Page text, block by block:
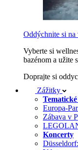
Oddýchnite si na
Vyberte si
bazénom a užite
Doprajte si
Zážitky
Europa-
Zábava v
Koncerty